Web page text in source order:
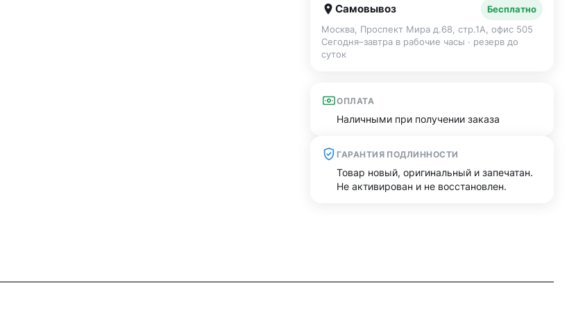
Самовывоз
Бесплатно
Москва, Проспект Мира д.68, стр.1А, офис 505
Сегодня–завтра в рабочие часы · резерв до
суток
ОПЛАТА
Наличными при получении заказа
ГАРАНТИЯ ПОДЛИННОСТИ
Товар новый, оригинальный и запечатан.
Не активирован и не восстановлен.